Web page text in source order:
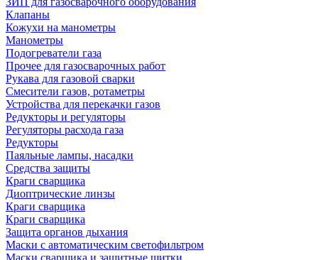
Клапаны
Кожухи на манометры
Манометры
Подогреватели газа
Прочее для газосварочных работ
Рукава для газовой сварки
Смесители газов, ротаметры
Устройства для перекачки газов
Редукторы и регуляторы
Регуляторы расхода газа
Редукторы
Паяльные лампы, насадки
Средства защиты
Краги сварщика
Диоптрические линзы
Краги сварщика
Краги сварщика
Защита органов дыхания
Маски с автоматическим светофильтром
Маски сварщика и защитные щитки